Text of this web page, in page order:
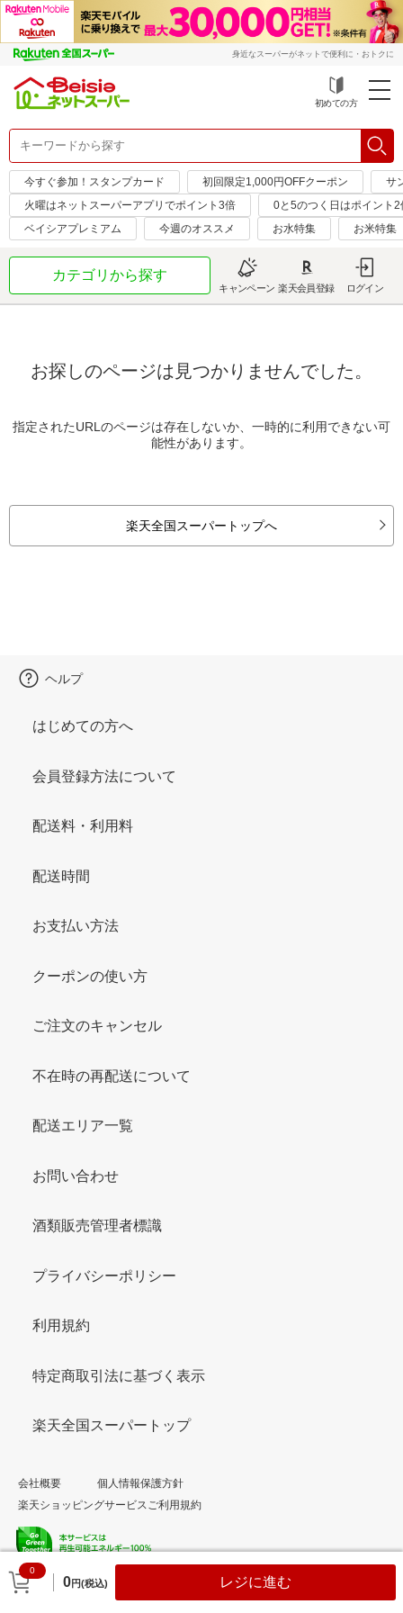
身近なスーパーがネットで便利に・おトクに
初めての方
今すぐ参加！スタンプカード 初回限定1,000円OFFクーポン
サ
火曜はネットスーパーアプリでポイント3倍
0と5のつく日はポイント2
ベイシアプレミアム
今週のオススメ お水特集 お米特集
カテゴリから探す
キャンペーン 楽天会員登録 ログイン
お探しのページは見つかりませんでした。
指定されたURLのページは存在しないか、一時的に利用できない可
能性があります。
楽天全国スーパートップへ
0
0円(税込) レジに進む
ヘルプ
はじめての方へ
会員登録方法について
配送料・利用料
配送時間
お支払い方法
クーポンの使い方
ご注文のキャンセル
不在時の再配送について
配送エリア一覧
お問い合わせ
酒類販売管理者標識
プライバシーポリシー
利用規約
特定商取引法に基づく表示
楽天全国スーパートップ
会社概要
個人情報保護方針
楽天ショッピングサービスご利用規約
© Rakuten Group, Inc.